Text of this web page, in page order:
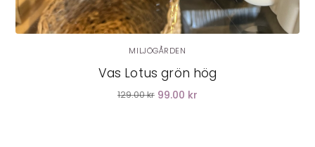
MILJÖGÅRDEN
Vas Lotus grön hög
129.00 kr 99.00 kr